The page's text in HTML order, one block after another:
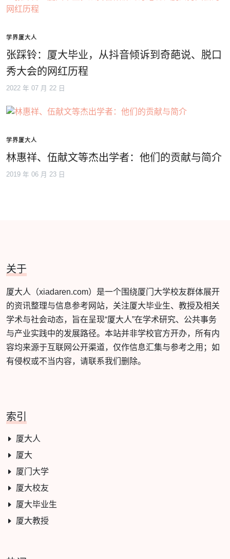
学界厦大人
张踩铃：厦大毕业，从抖音倾诉到奇葩说、脱口
秀大会的网红历程
2022 年 07 月 22 日
学界厦大人
林惠祥、伍献文等杰出学者：他们的贡献与简介
2019 年 06 月 23 日
关于
厦大人（xiadaren.com）是一个围绕厦门大学校友群体展开
的资讯整理与信息参考网站，关注厦大毕业生、教授及相关
学术与社会动态，旨在呈现“厦大人”在学术研究、公共事务
与产业实践中的发展路径。本站并非学校官方开办，所有内
容均来源于互联网公开渠道，仅作信息汇集与参考之用；如
有侵权或不当内容，请联系我们删除。
索引
厦大人
厦大
厦门大学
厦大校友
厦大毕业生
厦大教授